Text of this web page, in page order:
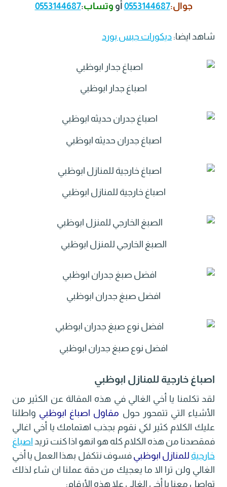
جوال:0553144687 أو وتساب:
0553144687
شاهد ايضا: ديكورات جبس بورد
اصباغ جدار ابوظبي
اصباغ جدران حديثه ابوظبي
اصباغ خارجية للمنازل ابوظبي
الصبغ الخارجي للمنزل ابوظبي
افضل صبغ جدران ابوظبي
افضل نوع صبغ جدران ابوظبي
اصباغ خارجية للمنازل ابوظبي
لقد تكلمنا يا أخي الغالي في هذه المقالة عن الكثير من
الأشياء التي تتمحور حول مقاول اصباغ ابوظبي واطلنا
عليك الكلام كثير لكي نقوم بجذب اهتمامك يا أخي اغالي
فمقصدنا من هذه الكلام كله هو انهو اذا كنت تريد اصباغ
خارجية للمنازل ابوظبي فسوف نتكفل بهذا العمل يا أخي
الغالي ولن ترا الا ما يعجيك من دقة عملنا ان شاء لذلك
تواصل معنا يا أخي الغالي علا هذه الأرقام: